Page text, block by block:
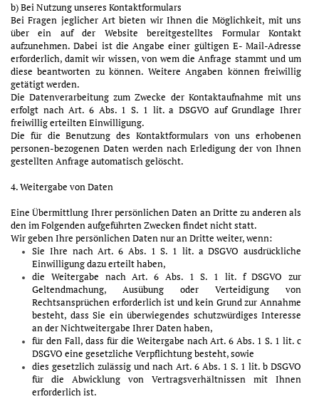
b) Bei Nutzung unseres Kontaktformulars
Bei Fragen jeglicher Art bieten wir Ihnen die Möglichkeit, mit uns
über ein auf der Website bereitgestelltes Formular Kontakt
aufzunehmen. Dabei ist die Angabe einer gültigen E- Mail-Adresse
erforderlich, damit wir wissen, von wem die Anfrage stammt und um
diese beantworten zu können. Weitere Angaben können freiwillig
getätigt werden.
Die Datenverarbeitung zum Zwecke der Kontaktaufnahme mit uns
erfolgt nach Art. 6 Abs. 1 S. 1 lit. a DSGVO auf Grundlage Ihrer
freiwillig erteilten Einwilligung.
Die für die Benutzung des Kontaktformulars von uns erhobenen
personen-bezogenen Daten werden nach Erledigung der von Ihnen
gestellten Anfrage automatisch gelöscht.
4. Weitergabe von Daten
Eine Übermittlung Ihrer persönlichen Daten an Dritte zu anderen als
den im Folgenden aufgeführten Zwecken findet nicht statt.
Wir geben Ihre persönlichen Daten nur an Dritte weiter, wenn:
Sie Ihre nach Art. 6 Abs. 1 S. 1 lit. a DSGVO ausdrückliche
Einwilligung dazu erteilt haben,
die Weitergabe nach Art. 6 Abs. 1 S. 1 lit. f DSGVO zur
Geltendmachung, Ausübung oder Verteidigung von
Rechtsansprüchen erforderlich ist und kein Grund zur Annahme
besteht, dass Sie ein überwiegendes schutzwürdiges Interesse
an der Nichtweitergabe Ihrer Daten haben,
für den Fall, dass für die Weitergabe nach Art. 6 Abs. 1 S. 1 lit. c
DSGVO eine gesetzliche Verpflichtung besteht, sowie
dies gesetzlich zulässig und nach Art. 6 Abs. 1 S. 1 lit. b DSGVO
für die Abwicklung von Vertragsverhältnissen mit Ihnen
erforderlich ist.